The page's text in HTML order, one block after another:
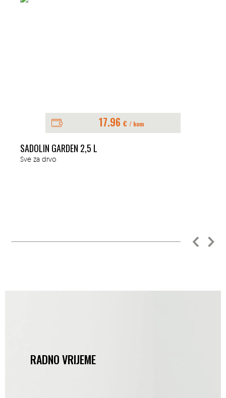
17.96 € / kom
SADOLIN GARDEN 2,5 L
Sve za drvo
RADNO VRIJEME